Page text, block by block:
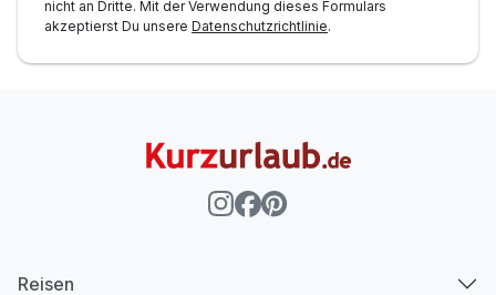
nicht an Dritte. Mit der Verwendung dieses Formulars
akzeptierst Du unsere Datenschutzrichtlinie.
Reisen